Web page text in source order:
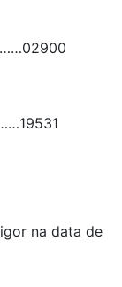
02900
19531
na data de